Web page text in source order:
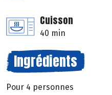
Cuisson
40 min
Ingrédients
Pour 4 personnes